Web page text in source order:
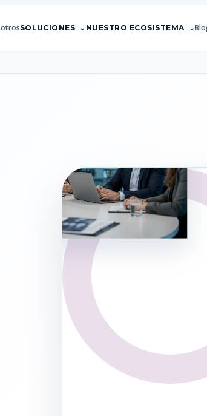
SOLUCIONES NUESTRO ECOSISTEMA